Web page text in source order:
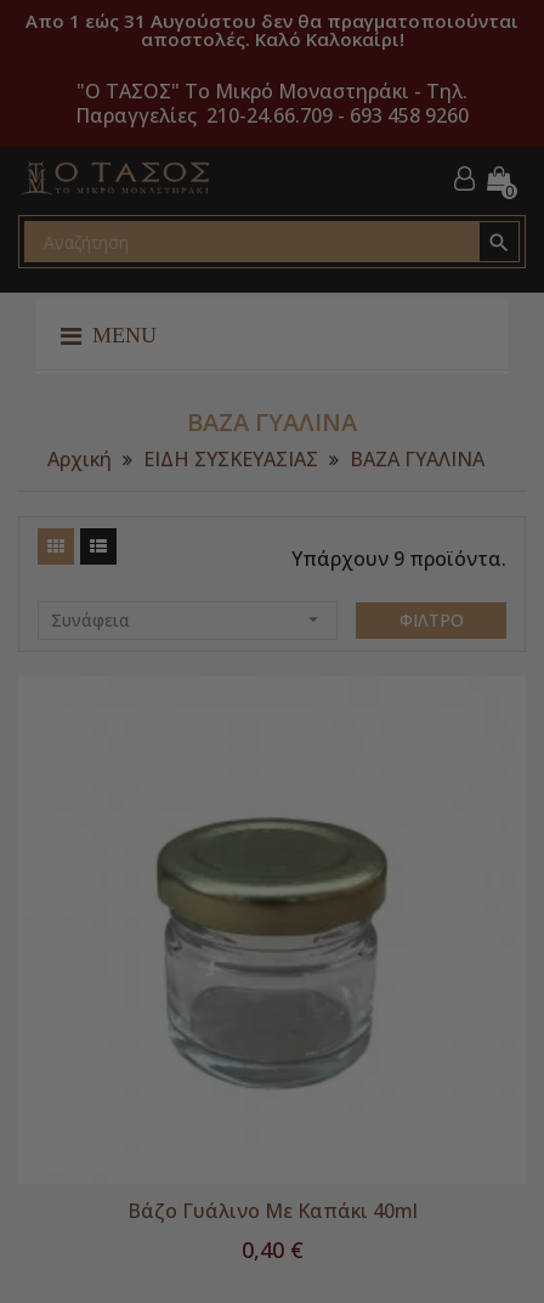
Απο 1 εώς 31 Αυγούστου δεν θα πραγματοποιούνται
αποστολές. Καλό Καλοκαίρι!
"O ΤΑΣΟΣ" Το Μικρό Μοναστηράκι - Τηλ.
Παραγγελίες 210-24.66.709 - 693 458 9260
0

MENU
ΒΑΖΑ ΓΥΑΛΙΝΑ
Αρχική ΕΙΔΗ ΣΥΣΚΕΥΑΣΙΑΣ ΒΑΖΑ ΓΥΑΛΙΝΑ
Υπάρχουν 9 προϊόντα.
Συνάφεια  ΦΊΛΤΡΟ
Βάζο Γυάλινο Με Καπάκι 40ml
Τιμή
0,40 €